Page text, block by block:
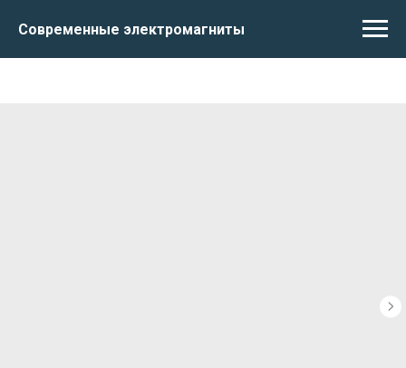
Современные электромагниты